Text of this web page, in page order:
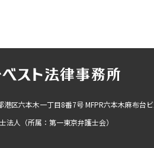
港区六本木一丁目8番7号MFPR六本木麻布台
法人（所属：第一東京弁護士会）